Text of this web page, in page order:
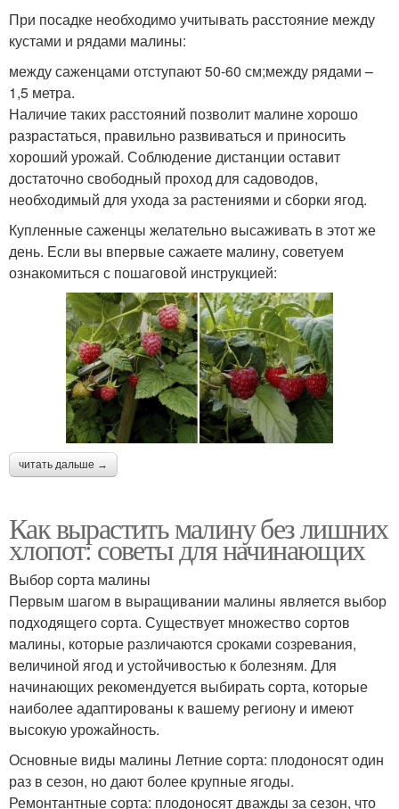
При посадке необходимо учитывать расстояние между
кустами и рядами малины:
между саженцами отступают 50-60 см;между рядами –
1,5 метра.
Наличие таких расстояний позволит малине хорошо
разрастаться, правильно развиваться и приносить
хороший урожай. Соблюдение дистанции оставит
достаточно свободный проход для садоводов,
необходимый для ухода за растениями и сборки ягод.
Купленные саженцы желательно высаживать в этот же
день. Если вы впервые сажаете малину, советуем
ознакомиться с пошаговой инструкцией:
читать дальше →
Как вырастить малину без лишних
хлопот: советы для начинающих
Выбор сорта малины
Первым шагом в выращивании малины является выбор
подходящего сорта. Существует множество сортов
малины, которые различаются сроками созревания,
величиной ягод и устойчивостью к болезням. Для
начинающих рекомендуется выбирать сорта, которые
наиболее адаптированы к вашему региону и имеют
высокую урожайность.
Основные виды малины Летние сорта: плодоносят один
раз в сезон, но дают более крупные ягоды.
Ремонтантные сорта: плодоносят дважды за сезон, что